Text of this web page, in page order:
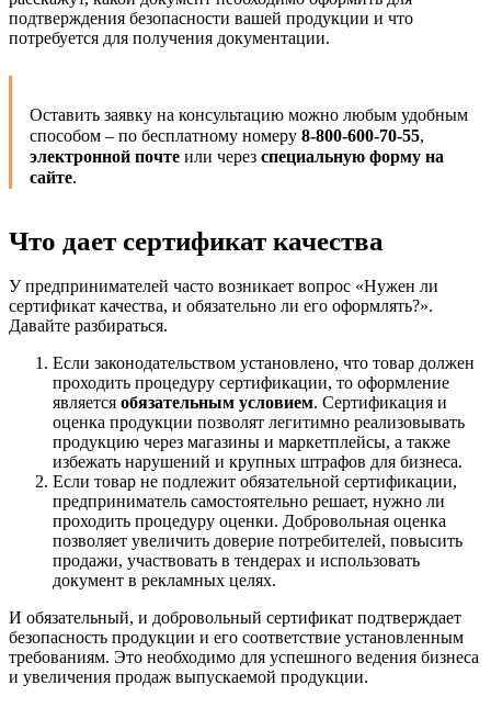
подтверждения безопасности вашей продукции и что
потребуется для получения документации.
Оставить заявку на консультацию можно любым удобным
способом – по бесплатному номеру 8-800-600-70-55,
электронной почте или через специальную форму на
сайте.
Что дает сертификат качества
У предпринимателей часто возникает вопрос «Нужен ли
сертификат качества, и обязательно ли его оформлять?».
Давайте разбираться.
Если законодательством установлено, что товар должен
проходить процедуру сертификации, то оформление
является обязательным условием. Сертификация и
оценка продукции позволят легитимно реализовывать
продукцию через магазины и маркетплейсы, а также
избежать нарушений и крупных штрафов для бизнеса.
Если товар не подлежит обязательной сертификации,
предприниматель самостоятельно решает, нужно ли
проходить процедуру оценки. Добровольная оценка
позволяет увеличить доверие потребителей, повысить
продажи, участвовать в тендерах и использовать
документ в рекламных целях.
И обязательный, и добровольный сертификат подтверждает
безопасность продукции и его соответствие установленным
требованиям. Это необходимо для успешного ведения бизнеса
и увеличения продаж выпускаемой продукции.